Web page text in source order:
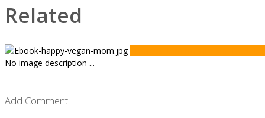
Related
No image description ...
Add Comment